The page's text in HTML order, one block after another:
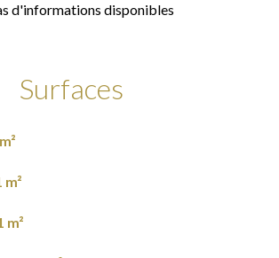
d'informations disponibles
Surfaces
m²
m²